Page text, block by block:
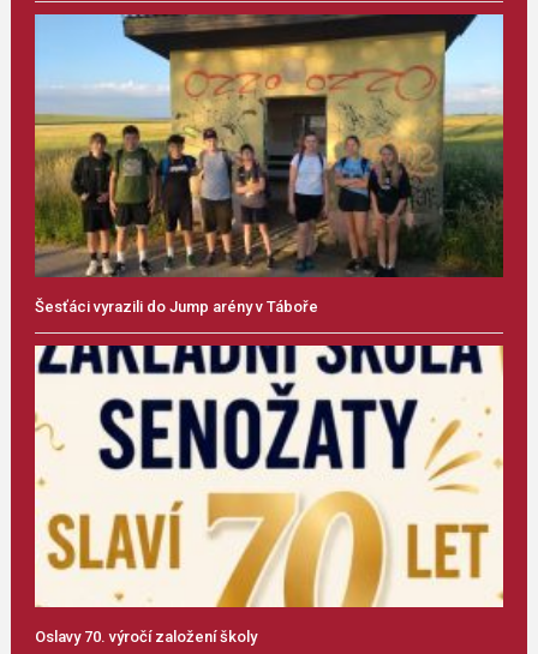
Šesťáci vyrazili do Jump arény v Táboře
Oslavy 70. výročí založení školy